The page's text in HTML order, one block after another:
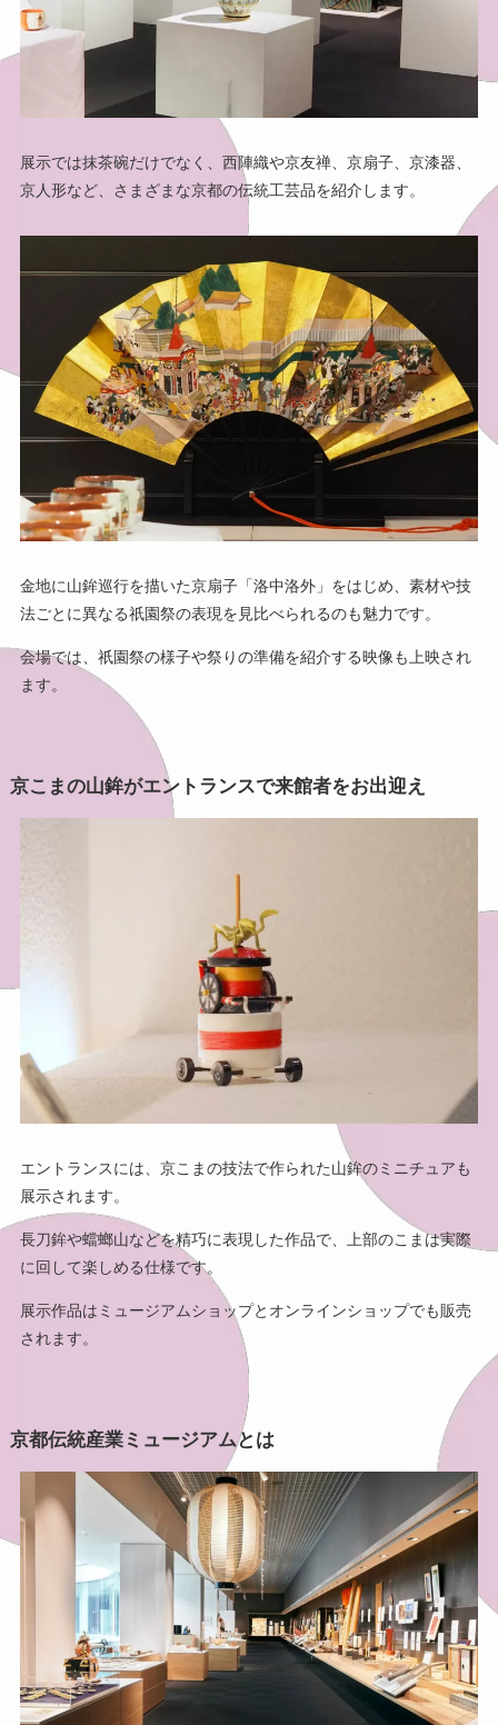
展示では抹茶碗だけでなく、西陣織や京友禅、京扇子、京漆器、
京人形など、さまざまな京都の伝統工芸品を紹介します。
金地に山鉾巡行を描いた京扇子「洛中洛外」をはじめ、素材や技
法ごとに異なる祇園祭の表現を見比べられるのも魅力です。
会場では、祇園祭の様子や祭りの準備を紹介する映像も上映され
ます。
京こまの山鉾がエントランスで来館者をお出迎え
エントランスには、京こまの技法で作られた山鉾のミニチュアも
展示されます。
長刀鉾や蟷螂山などを精巧に表現した作品で、上部のこまは実際
に回して楽しめる仕様です。
展示作品はミュージアムショップとオンラインショップでも販売
されます。
京都伝統産業ミュージアムとは